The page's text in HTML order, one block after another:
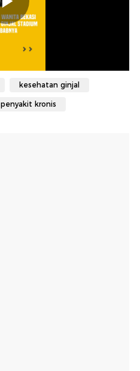
kesehatan ginjal
penyakit kronis